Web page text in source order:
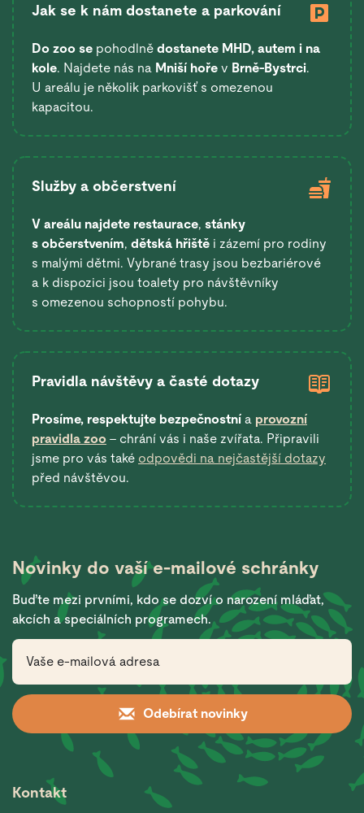
Jak se k nám dostanete a parkování
Do zoo se pohodlně dostanete MHD, autem i na
kole. Najdete nás na Mniší hoře v Brně-Bystrci.
U areálu je několik parkovišť s omezenou
kapacitou.
Služby a občerstvení
V areálu najdete restaurace, stánky
s občerstvením, dětská hřiště i zázemí pro rodiny
s malými dětmi. Vybrané trasy jsou bezbariérové
a k dispozici jsou toalety pro návštěvníky
s omezenou schopností pohybu.
Pravidla návštěvy a časté dotazy
Prosíme, respektujte bezpečnostní a provozní
pravidla zoo – chrání vás i naše zvířata. Připravili
jsme pro vás také odpovědi na nejčastější dotazy
před návštěvou.
Novinky do vašíe-mailové schránky
Buďte mezi prvními, kdo se dozví o narození mláďat,
akcích a speciálních programech.
Odebírat novinky
Kontakt